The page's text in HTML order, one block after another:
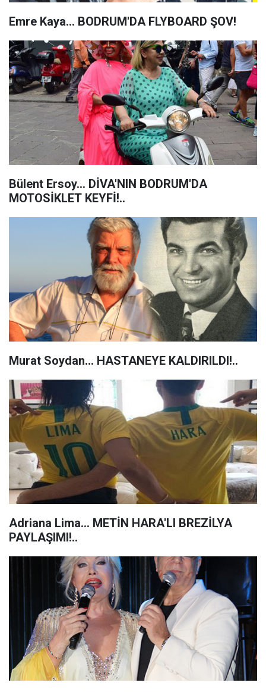
Emre Kaya... BODRUM'DA FLYBOARD ŞOV!
Bülent Ersoy... DİVA'NIN BODRUM'DA
MOTOSİKLET KEYFİ!..
Murat Soydan... HASTANEYE KALDIRILDI!..
Adriana Lima... METİN HARA'LI BREZİLYA
PAYLAŞIMI!..